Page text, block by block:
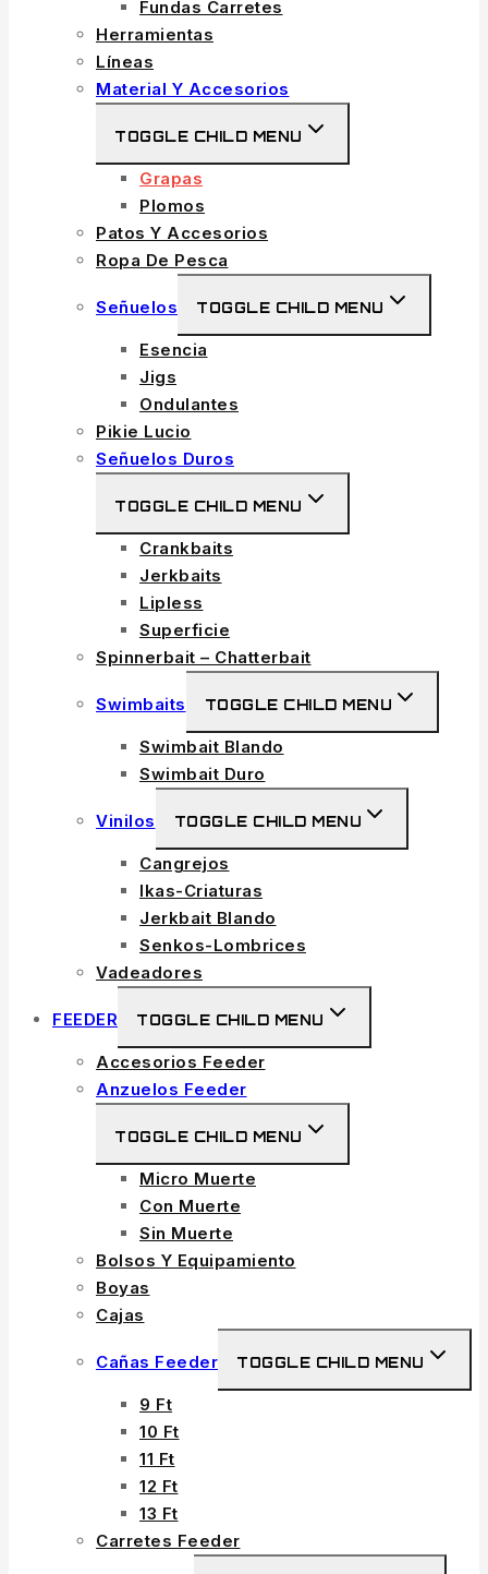
Fundas Carretes
Herramientas
Líneas
Material Y Accesorios
TOGGLE CHILD MENU
Grapas
Plomos
Patos Y Accesorios
Ropa De Pesca
Señuelos TOGGLE CHILD MENU
Esencia
Jigs
Ondulantes
Pikie Lucio
Señuelos Duros
TOGGLE CHILD MENU
Crankbaits
Jerkbaits
Lipless
Superficie
Spinnerbait – Chatterbait
Swimbaits TOGGLE CHILD MENU
Swimbait Blando
Swimbait Duro
Vinilos TOGGLE CHILD MENU
Cangrejos
Ikas-Criaturas
Jerkbait Blando
Senkos-Lombrices
Vadeadores
FEEDER TOGGLE CHILD MENU
Accesorios Feeder
Anzuelos Feeder
TOGGLE CHILD MENU
Micro Muerte
Con Muerte
Sin Muerte
Bolsos Y Equipamiento
Boyas
Cajas
Cañas Feeder TOGGLE CHILD MENU
9 Ft
10 Ft
11 Ft
12 Ft
13 Ft
Carretes Feeder